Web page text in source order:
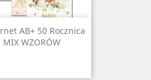
AB+ 50 Rocznica
WZORÓW